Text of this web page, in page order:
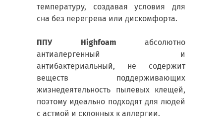
температуру, создавая условия для
сна без перегрева или дискомфорта.
ППУ Highfoam абсолютно
антиалергенный и
антибактериальный, не содержит
веществ поддерживающих
жизнедеятельность пылевых клещей,
поэтому идеально подходят для людей
с астмой и склонных к аллергии.